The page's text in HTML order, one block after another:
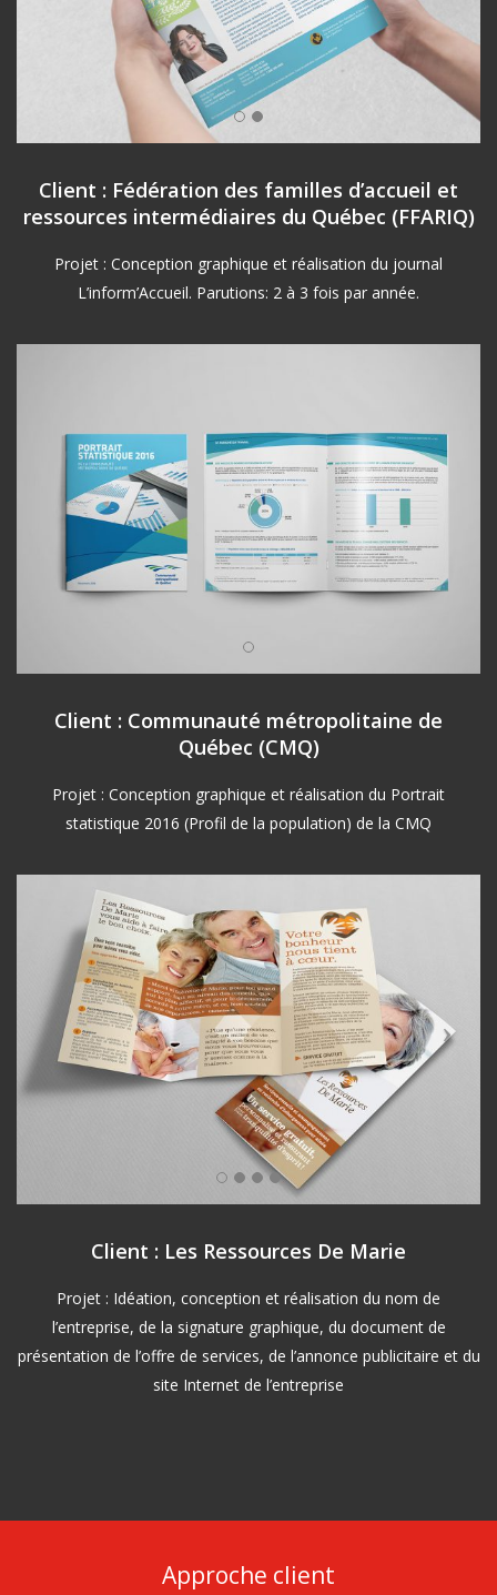
Client : Fédération des familles d’accueil et
ressources intermédiaires du Québec (FFARIQ)
Projet : Conception graphique et réalisation du journal
L’inform’Accueil. Parutions: 2 à 3 fois par année.
Client : Communauté métropolitaine de
Québec (CMQ)
Projet : Conception graphique et réalisation du Portrait
statistique 2016 (Profil de la population) de la CMQ
Client : Les Ressources De Marie
Projet : Idéation, conception et réalisation du nom de
l’entreprise, de la signature graphique, du document de
présentation de l’offre de services, de l’annonce publicitaire et du
site Internet de l’entreprise
Approche client